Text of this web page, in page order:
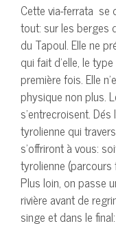
Cette via-ferrata se
tout: sur les berges
du Tapoul. Elle ne
qui fait d’elle, le
première fois. Elle
physique non plus.
s’entrecroisent.
tyrolienne qui
s’offriront à vous:
tyrolienne (parcours
Plus loin, on passe
rivière avant de
singe et dans le